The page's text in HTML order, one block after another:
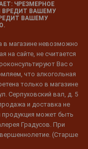
ЧРЕЗМЕРНОЕ
ВРЕДИТ ВАШЕМУ
ВАШЕМУ
в магазине невозможно
на сайте, не считается
Вас о
что алкогольная
только в магазине
Серпуховский вал, д. 5
и доставка не
продукция может быть
Градусов. При
(Старше